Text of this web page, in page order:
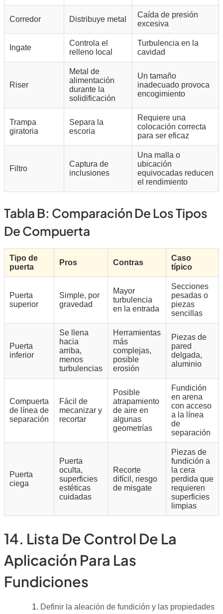
Corredor Distribuye metal
Caída de presión
excesiva
Ingate
Controla el
relleno local
Turbulencia en la
cavidad
Riser
Metal de
alimentación
durante la
solidificación
Un tamaño
inadecuado provoca
encogimiento
Trampa
giratoria
Separa la
escoria
Requiere una
colocación correcta
para ser eficaz
Filtro
Captura de
inclusiones
Una malla o
ubicación
equivocadas reducen
el rendimiento
Tabla B: Comparación De Los Tipos
De Compuerta
Tipo de
puerta
Pros Contras
Caso
típico
Puerta
superior
Simple, por
gravedad
Mayor
turbulencia
en la entrada
Secciones
pesadas o
piezas
sencillas
Puerta
inferior
Se llena
hacia
arriba,
menos
turbulencias
Herramientas
más
complejas,
posible
erosión
Piezas de
pared
delgada,
aluminio
Compuerta
de línea de
separación
Fácil de
mecanizar y
recortar
Posible
atrapamiento
de aire en
algunas
geometrías
Fundición
en arena
con acceso
a la línea
de
separación
Puerta
ciega
Puerta
oculta,
superficies
estéticas
cuidadas
Recorte
difícil, riesgo
de misgate
Piezas de
fundición a
la cera
perdida que
requieren
superficies
limpias
14. Lista De Control De La
Aplicación Para Las
Fundiciones
Definir la aleación de fundición y las propiedades